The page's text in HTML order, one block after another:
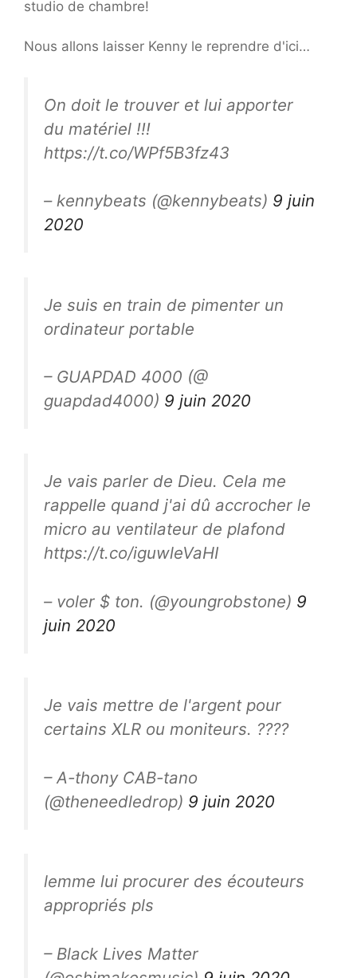
studio de chambre!
Nous allons laisser Kenny le reprendre d'ici…
On doit le trouver et lui apporter
du matériel !!!
https://t.co/WPf5B3fz43
– kennybeats (@kennybeats) 9 juin
2020
Je suis en train de pimenter un
ordinateur portable
– GUAPDAD 4000 (@
guapdad4000) 9 juin 2020
Je vais parler de Dieu. Cela me
rappelle quand j'ai dû accrocher le
micro au ventilateur de plafond
https://t.co/iguwleVaHI
– voler $ ton. (@youngrobstone) 9
juin 2020
Je vais mettre de l'argent pour
certains XLR ou moniteurs. ????
– A-thony CAB-tano
(@theneedledrop) 9 juin 2020
lemme lui procurer des écouteurs
appropriés pls
– Black Lives Matter